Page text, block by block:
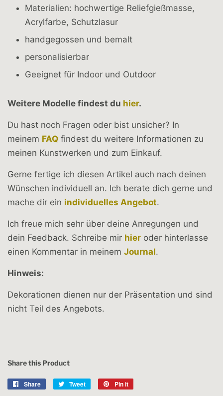
Materialien: hochwertige Reliefgießmasse,
Acrylfarbe, Schutzlasur
handgegossen und bemalt
personalisierbar
Geeignet für Indoor und Outdoor
Weitere Modelle findest du hier.
Du hast noch Fragen oder bist unsicher? In
meinem FAQ findest du weitere Informationen zu
meinen Kunstwerken und zum Einkauf.
Gerne fertige ich diesen Artikel auch nach deinen
Wünschen individuell an. Ich berate dich gerne und
mache dir ein individuelles Angebot.
Ich freue mich sehr über deine Anregungen und
dein Feedback. Schreibe mir hier oder hinterlasse
einen Kommentar in meinem Journal.
Hinweis:
Dekorationen dienen nur der Präsentation und sind
nicht Teil des Angebots.
Share this Product
Share
Share
Tweet
Tweet
Pin it